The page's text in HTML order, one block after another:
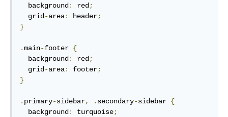
  background
: red;
  grid
-area: header;
}
.main-footer {
  background
: red;
  grid
-area: footer;
}
. primary-sidebar, . secondary-sidebar {
  background
: turquoise;